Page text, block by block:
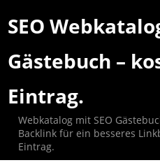
SEO
Gästebuch –
Eintrag.
Webkatalog mit SEO
Backlink für ein besseres
Eintrag.